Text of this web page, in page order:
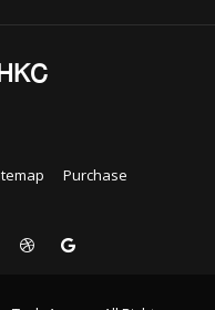
Purchase